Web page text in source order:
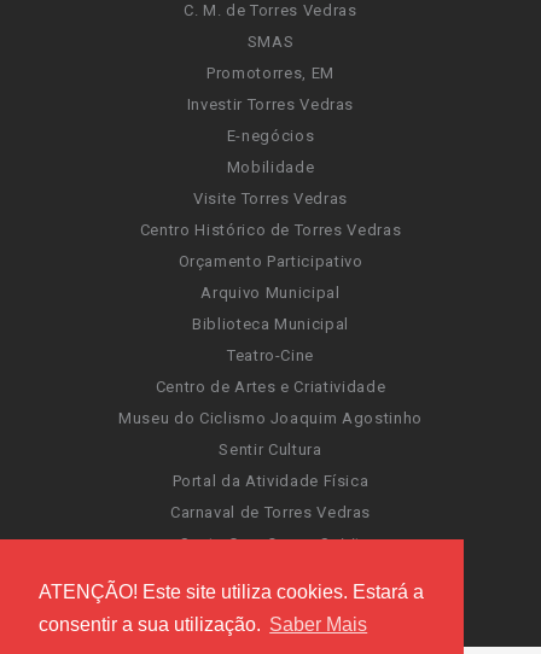
ATENÇÃO! Este site utiliza cookies. Estará a
consentir a sua utilização. Saber Mais
C. M. de Torres Vedras
SMAS
Promotorres, EM
Investir Torres Vedras
E-negócios
Mobilidade
Visite Torres Vedras
Centro Histórico de Torres Vedras
Orçamento Participativo
Arquivo Municipal
Biblioteca Municipal
Teatro-Cine
Centro de Artes e Criatividade
Museu do Ciclismo Joaquim Agostinho
Sentir Cultura
Portal da Atividade Física
Carnaval de Torres Vedras
Santa Cruz Ocean Spirit